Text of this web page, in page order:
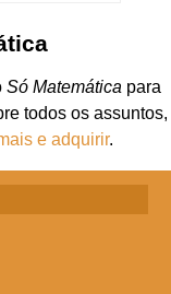
Só Matemática para
todos os assuntos,
e adquirir.